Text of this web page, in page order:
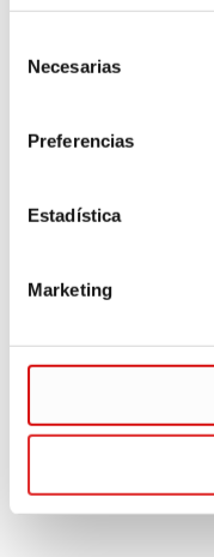
Necesarias
Preferencias
Estadística
Marketing